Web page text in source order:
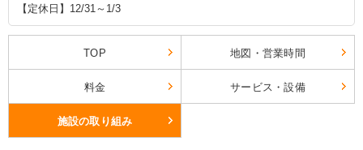
【定休日】12/31～1/3
TOP 地図・営業時間
料金 サービス・設備
施設の取り組み